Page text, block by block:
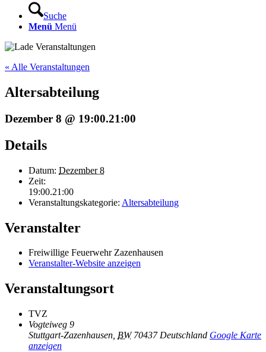
Suche
Menü Menü
« Alle Veranstaltungen
Altersabteilung
Dezember 8 @ 19:00.21:00
Details
Datum: Dezember 8
Zeit:
19:00.21:00
Veranstaltungskategorie: Altersabteilung
Veranstalter
Freiwillige Feuerwehr Zazenhausen
Veranstalter-Website anzeigen
Veranstaltungsort
TVZ
Vogteiweg 9
Stuttgart-Zazenhausen BW 70437 Deutschland Google Karte
anzeigen